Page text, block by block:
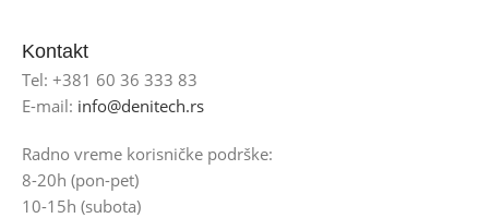
Kontakt
Tel: +381 60 36 333 83
E-mail: info@denitech.rs
Radno vreme korisničke podrške:
8-20h (pon-pet)
10-15h (subota)